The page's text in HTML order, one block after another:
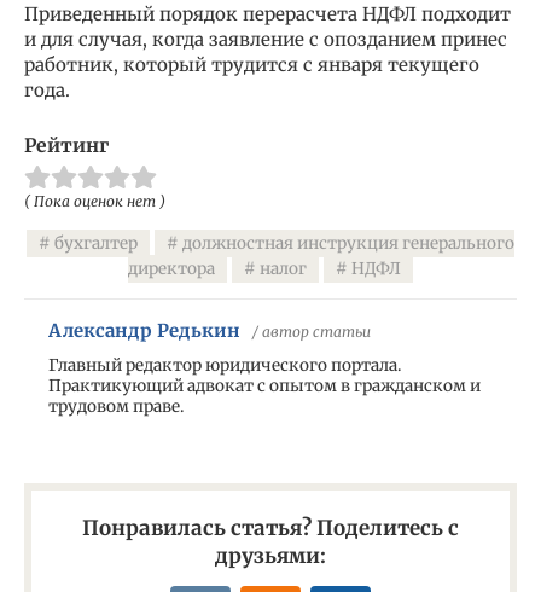
Приведенный порядок перерасчета НДФЛ подходит
и для случая, когда заявление с опозданием принес
работник, который трудится с января текущего
года.
Рейтинг
( Пока оценок нет )
бухгалтер
должностная инструкция генерального
директора
налог НДФЛ
Александр Редькин / автор статьи
Главный редактор юридического портала.
Практикующий адвокат с опытом в гражданском и
трудовом праве.
Понравилась статья? Поделитесь с
друзьями: